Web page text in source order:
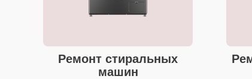
Ремонт стиральных
машин